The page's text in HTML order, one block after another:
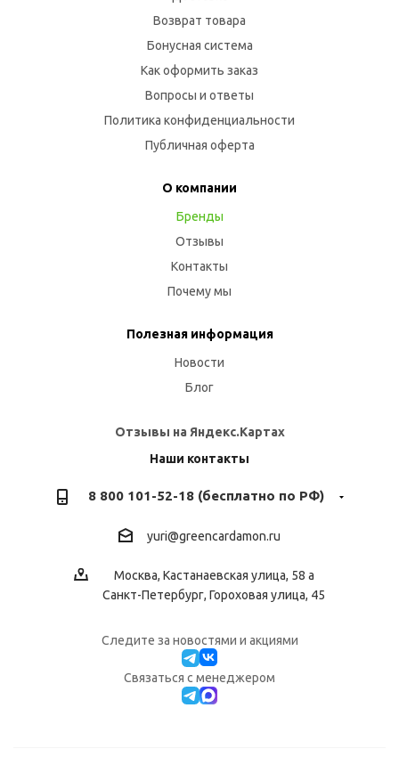
Возврат товара
Бонусная система
Как оформить заказ
Вопросы и ответы
Политика конфиденциальности
Публичная оферта
О компании
Бренды
Отзывы
Контакты
Почему мы
Полезная информация
Новости
Блог
Отзывы на Яндекс.Картах
Наши контакты
8 800 101-52-18 (бесплатно по РФ)
yuri@greencardamon.ru
Москва, Кастанаевская улица, 58 а
Санкт-Петербург, Гороховая улица, 45
Следите за новостями и акциями
Cвязаться с менеджером